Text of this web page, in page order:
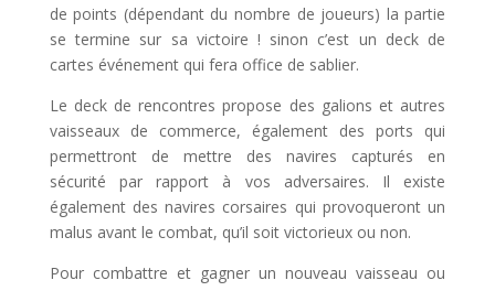
de points (dépendant du nombre de joueurs) la partie
se termine sur sa victoire ! sinon c’est un deck de
cartes événement qui fera office de sablier.
Le deck de rencontres propose des galions et autres
vaisseaux de commerce, également des ports qui
permettront de mettre des navires capturés en
sécurité par rapport à vos adversaires. Il existe
également des navires corsaires qui provoqueront un
malus avant le combat, qu’il soit victorieux ou non.
Pour combattre et gagner un nouveau vaisseau ou